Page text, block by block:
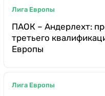
Лига Европы
ПАОК – Андерлехт:
третьего
Европы
Лига Европы